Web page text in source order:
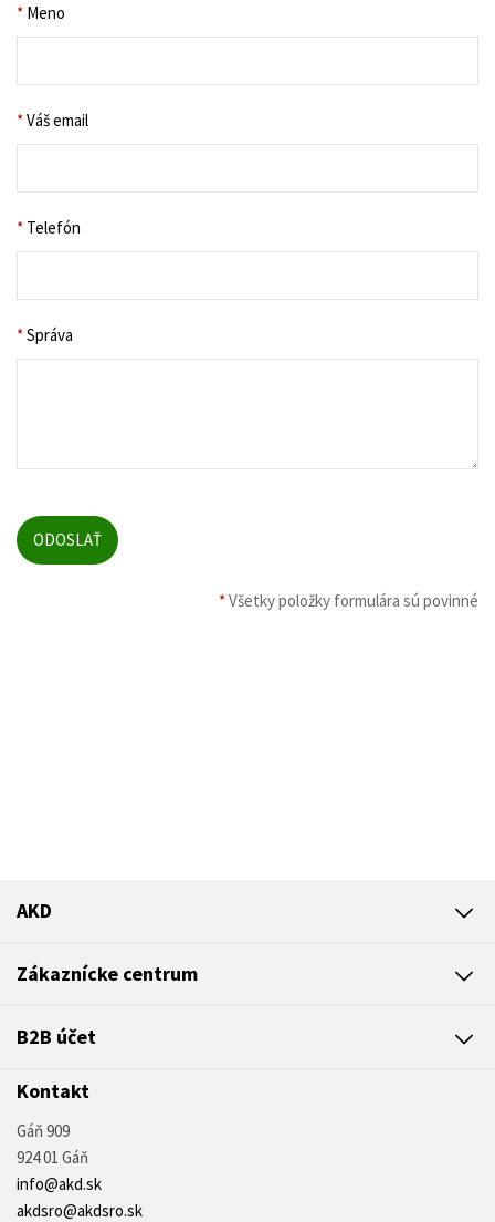
* Meno
*Váš email
* Telefón
*Správa
*Všetky položky formulára sú povinné
AKD
Zákaznícke centrum
B2B účet
Kontakt
Gáň 909
924 01 Gáň
info@akd.sk
akdsro@akdsro.sk